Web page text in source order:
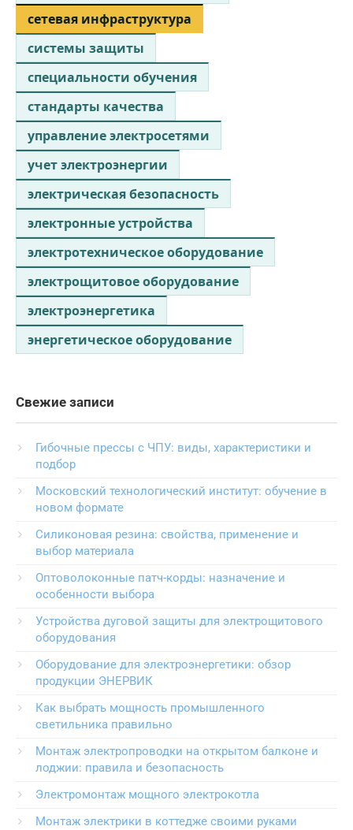
сетевая инфраструктура
системы защиты
специальности обучения
стандарты качества
управление электросетями
учет электроэнергии
электрическая безопасность
электронные устройства
электротехническое оборудование
электрощитовое оборудование
электроэнергетика
энергетическое оборудование
Свежие записи
Гибочные прессы с ЧПУ: виды, характеристики и
подбор
Московский технологический институт: обучение в
новом формате
Силиконовая резина: свойства, применение и
выбор материала
Оптоволоконные патч-корды: назначение и
особенности выбора
Устройства дуговой защиты для электрощитового
оборудования
Оборудование для электроэнергетики: обзор
продукции ЭНЕРВИК
Как выбрать мощность промышленного
светильника правильно
Монтаж электропроводки на открытом балконе и
лоджии: правила и безопасность
Электромонтаж мощного электрокотла
Монтаж электрики в коттедже своими руками